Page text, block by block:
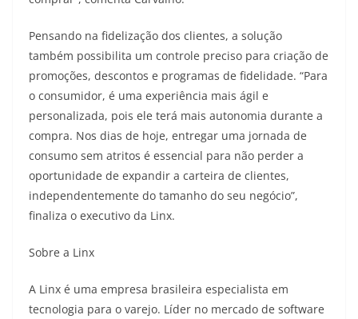
Pensando na fidelização dos clientes, a solução
também possibilita um controle preciso para criação de
promoções, descontos e programas de fidelidade. “Para
o consumidor, é uma experiência mais ágil e
personalizada, pois ele terá mais autonomia durante a
compra. Nos dias de hoje, entregar uma jornada de
consumo sem atritos é essencial para não perder a
oportunidade de expandir a carteira de clientes,
independentemente do tamanho do seu negócio”,
finaliza o executivo da Linx.
Sobre a Linx
A Linx é uma empresa brasileira especialista em
tecnologia para o varejo. Líder no mercado de software